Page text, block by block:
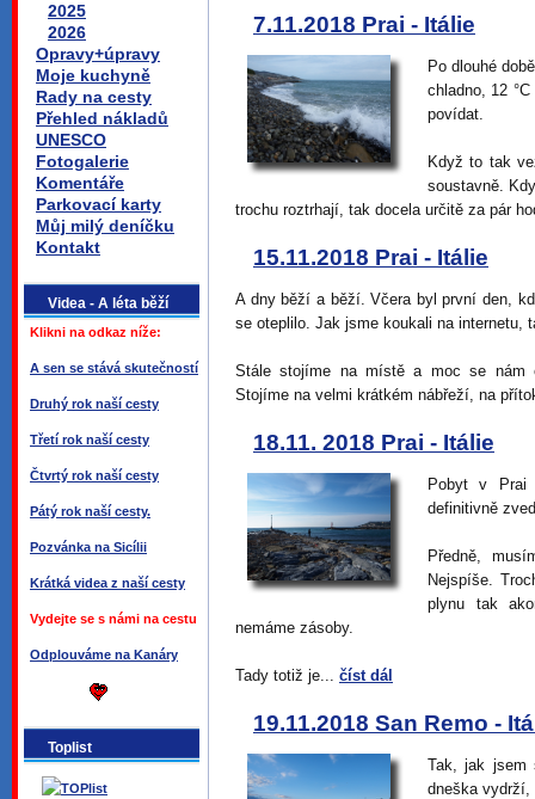
2025
2026
Opravy+úpravy
Moje kuchyně
Rady na cesty
Přehled nákladů
UNESCO
Fotogalerie
Komentáře
Parkovací karty
Můj milý deníčku
Kontakt
Videa - A léta běží
Klikni na odkaz níže:
A sen se stává skutečností
Druhý rok naší cesty
Třetí rok naší cesty
Čtvrtý rok naší cesty
Pátý rok naší cesty.
Pozvánka na Sicílii
Krátká videa z naší cesty
Vydejte se s námi na cestu
Odplouváme na Kanáry
Toplist
7.11.2018 Prai - Itálie
Po dlouhé
chladno, 12
povídat.
Když to tak
soustavně.
trochu roztrhají, tak docela určitě za pár
15.11.2018 Prai - Itálie
A dny běží a běží. Včera byl první den,
se oteplilo. Jak jsme koukali na internetu,
Stále stojíme na místě a moc se nám
Stojíme na velmi krátkém nábřeží, na
18.11. 2018 Prai - Itálie
Pobyt v
definitivně
Předně,
Nejspíše.
plynu tak
nemáme zásoby.
Tady totiž je... číst dál
19.11.2018 San Remo -
Tak, jak jsem
dneška vydrží,